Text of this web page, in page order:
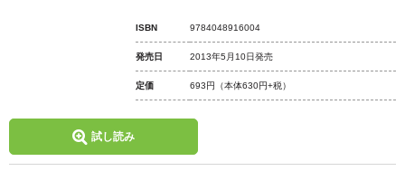
ISBN 9784048916004
発売日 2013年5月10日発売
定価 693円 （本体630円+税）
試し読み